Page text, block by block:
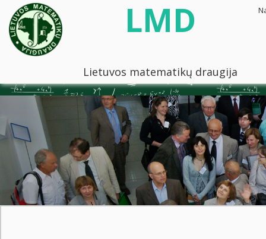
LMD
Lietuvos matematikų draugija